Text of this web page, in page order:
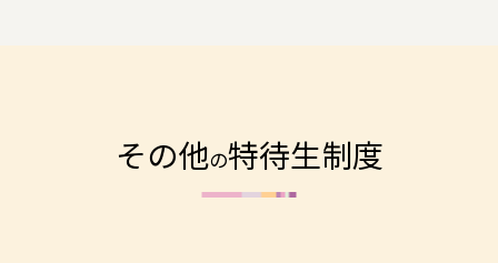
その他の特待生制度